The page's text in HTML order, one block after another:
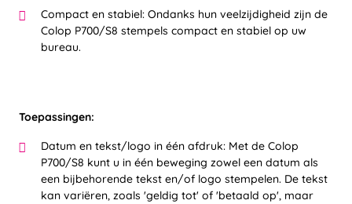
Compact en stabiel: Ondanks hun veelzijdigheid zijn de
Colop P700/S8 stempels compact en stabiel op uw
bureau.
Toepassingen:
Datum en tekst/logo in één afdruk: Met de Colop
P700/S8 kunt u in één beweging zowel een datum als
een bijbehorende tekst en/of logo stempelen. De tekst
kan variëren, zoals 'geldig tot' of 'betaald op', maar